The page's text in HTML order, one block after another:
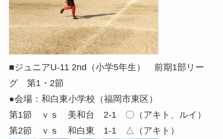
■ジュニアU-11 2nd（小学5年生） 前期1部リー
グ 第1・2節
●会場：和白東小学校（福岡市東区）
第1節 ｖｓ 美和台 2-1 〇（アキト、ルイ）
第2節 ｖｓ 和白東 1-1 △（アキト）